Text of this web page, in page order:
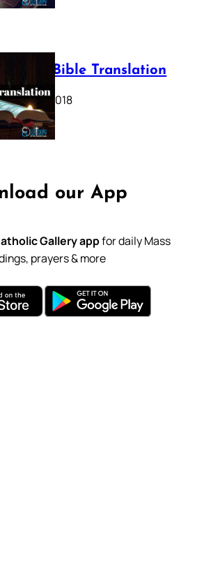
Webster Bible Translation
11, 2018
our App
Gallery appfor daily Mass
prayers & more